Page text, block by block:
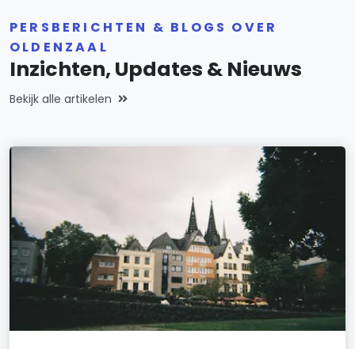
PERSBERICHTEN & BLOGS OVER
OLDENZAAL
Inzichten, Updates & Nieuws
Bekijk alle artikelen